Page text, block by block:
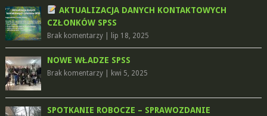
AKTUALIZACJA DANYCH KONTAKTOWYCH
CZŁONKÓW SPSS
Brak komentarzy| lip 18, 2025
NOWE WŁADZE SPSS
Brak komentarzy| kwi 5, 2025
SPOTKANIE ROBOCZE – SPRAWOZDANIE